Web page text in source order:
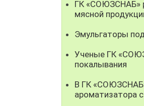
ГК «СОЮЗСНАБ»
мясной
Эмульгаторы
Ученые ГК
покалывания
В ГК
ароматизатора